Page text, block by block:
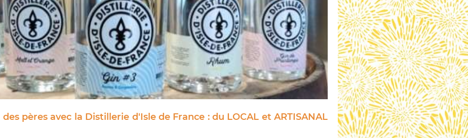
pères avec la Distillerie d'Isle de France : du LOCAL et ARTISANAL